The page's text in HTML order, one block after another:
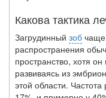
Какова тактика
Загрудинный зоб чаще
распространения
пространство, хотя
развиваясь из
этой области.